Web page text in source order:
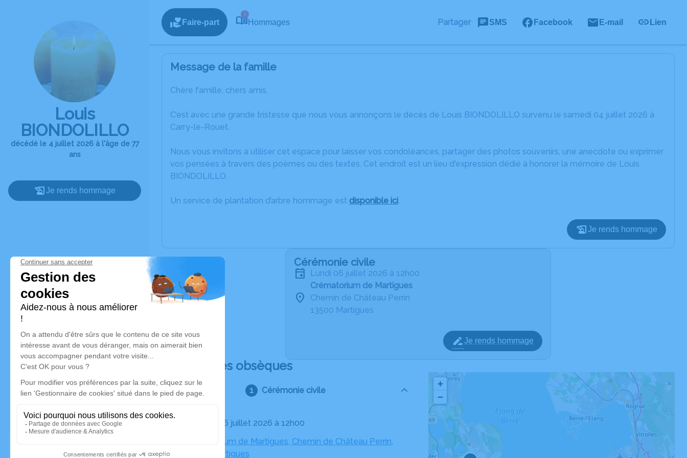
Louis
BIONDOLILLO
décédé le 4 juillet 2026 à l'âge de 77
ans
Je rends hommage
Faire-part
1
Hommages Partager SMS Facebook E-mail Lien
Message de la famille
Chère famille, chers amis,
C’est avec une grande tristesse que nous vous annonçons le décès de Louis BIONDOLILLO survenu le samedi 04 juillet 2026 à
Carry-le-Rouet.
Nous vous invitons à utiliser cet espace pour laisser vos condoléances, partager des photos souvenirs, une anecdote ou exprimer
vos pensées à travers des poèmes ou des textes. Cet endroit est un lieu d'expression dédié à honorer la mémoire de Louis
BIONDOLILLO.
Un service de plantation d’arbre hommage est disponible ici.
Je rends hommage
Cérémonie civile
lundi 06 juillet 2026 à 12h00
Crématorium de Martigues
Chemin de Château Perrin
13500 Martigues
Je rends hommage
Déroulé des obsèques
Cérémonie civile
Le lundi 06 juillet 2026 à 12h00
Crématorium de Martigues, Chemin de Château Perrin,
13500 Martigues
+
−